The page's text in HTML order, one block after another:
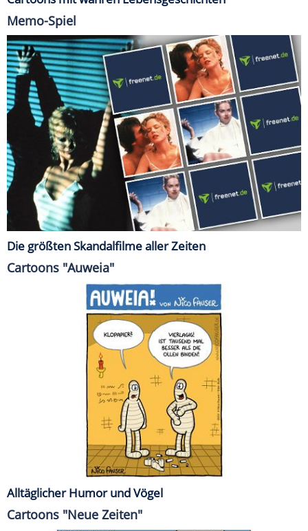
Memo-Spiel
Die größten Skandalfilme aller Zeiten
Cartoons "Auweia"
Alltäglicher Humor und Vögel
Cartoons "Neue Zeiten"